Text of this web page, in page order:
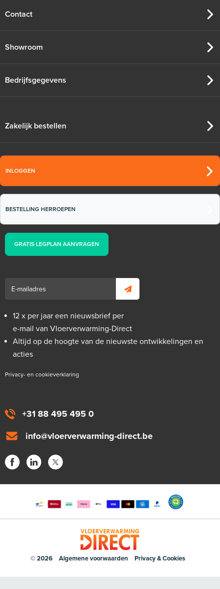
+31 88 495 495 0
info@vloerverwarming-direct.be
Contact
Showroom
Bedrijfsgegevens
Zakelijk bestellen
INLOGGEN
BESTELLING HERROEPEN
GRATIS LEGPLAN AANVRAGEN
12 x per jaar een nieuwsbrief per
e-mail van Vloerverwarming-Direct
Altijd op de hoogte van de nieuwste ontwikkelingen en
acties
Privacy- en cookieverklaring
© 2026 Algemene voorwaarden Privacy & Cookies